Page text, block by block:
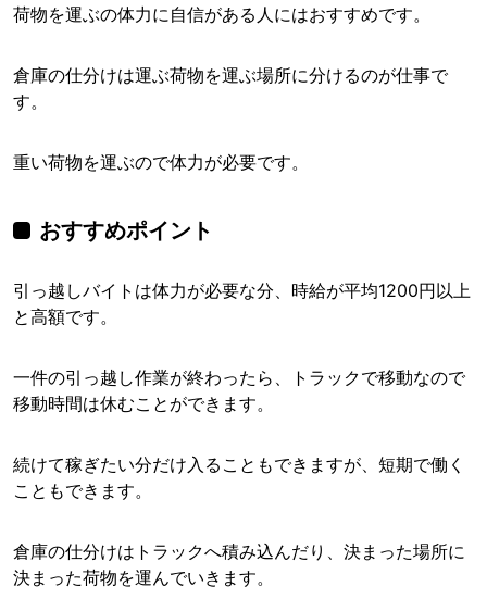
荷物を運ぶの体力に自信がある人にはおすすめです。
倉庫の仕分けは運ぶ荷物を運ぶ場所に分けるのが仕事で
す。
重い荷物を運ぶので体力が必要です。
おすすめポイント
引っ越しバイトは体力が必要な分、時給が平均1200円以上
と高額です。
一件の引っ越し作業が終わったら、トラックで移動なので
移動時間は休むことができます。
続けて稼ぎたい分だけ入ることもできますが、短期で働く
こともできます。
倉庫の仕分けはトラックへ積み込んだり、決まった場所に
決まった荷物を運んでいきます。